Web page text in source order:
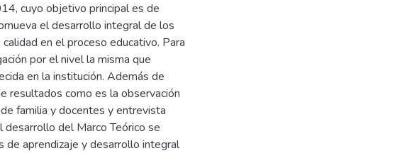
cuyo objetivo principal es de
el desarrollo integral de los
en el proceso educativo. Para
por el nivel la misma que
en la institución. Además de
resultados como es la observación
familia y docentes y entrevista
desarrollo del Marco Teórico se
de aprendizaje y desarrollo integral